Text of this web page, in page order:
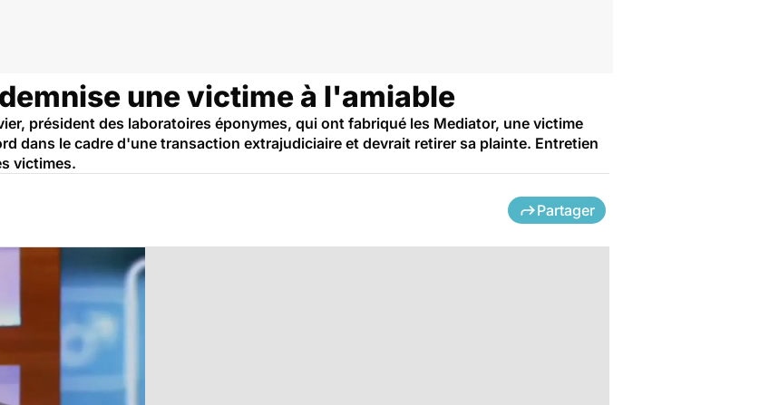
une victime à l'amiable
président des laboratoires éponymes, qui ont fabriqué les Mediator, une victime
dans le cadre d'une transaction extrajudiciaire et devrait retirer sa plainte. Entretien
victimes.
Partager